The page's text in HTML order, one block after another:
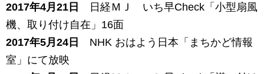
2017年4月21日
日経ＭＪ いち早Check「小型扇風
機、取り付け自在」16面
2017年5月24日
NHK おはよう日本「まちかど情報
室」にて放映